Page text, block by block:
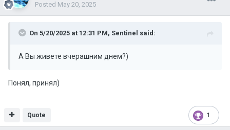
Posted May 20, 2025
On 5/20/2025 at 12:31 PM, Sentinel said:
А Вы живете вчерашним днем?)
Понял, принял)
1
Quote